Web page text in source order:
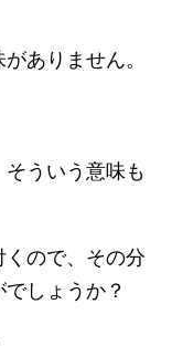
ありません。
ういう意味も
ので、その分
しょうか？